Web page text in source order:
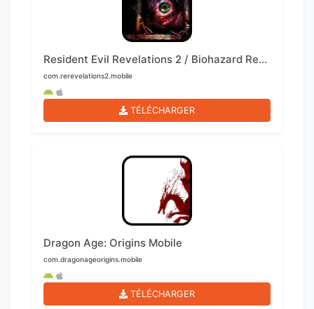
Resident Evil Revelations 2 / Biohazard Revelations 2 Mobile
com.rerevelations2.mobile
TÉLÉCHARGER
Dragon Age: Origins Mobile
com.dragonageorigins.mobile
TÉLÉCHARGER